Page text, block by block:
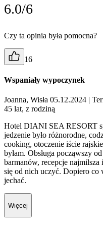
6.0/6
Czy ta opinia była pomocna?
16
Wspaniały wypoczynek
Joanna, Wisła 05.12.2024 |
45 lat, z rodziną
Hotel DIANI SEA RESORT
jedzenie było różnorodne,
cooking, otoczenie iście
byłam. Obsługa począwszy
barmanów, recepcje
się od nich uczyć. Dopiero co
jechać.
Więcej